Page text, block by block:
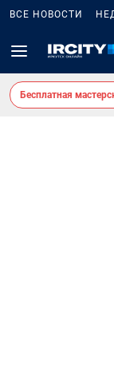
ВСЕ НОВОСТИ
Бесплатная